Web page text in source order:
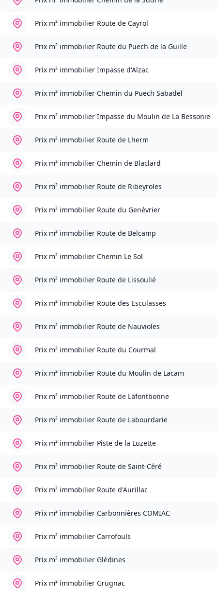
Prix m² immobilier Route de Cayrol
Prix m² immobilier Route du Puech de la Guille
Prix m² immobilier Impasse d'Alzac
Prix m² immobilier Chemin du Puech Sabadel
Prix m² immobilier Impasse du Moulin de La Bessonie
Prix m² immobilier Route de Lherm
Prix m² immobilier Chemin de Blaclard
Prix m² immobilier Route de Ribeyroles
Prix m² immobilier Route du Genévrier
Prix m² immobilier Route de Belcamp
Prix m² immobilier Chemin Le Sol
Prix m² immobilier Route de Lissoulié
Prix m² immobilier Route des Esculasses
Prix m² immobilier Route de Nauvioles
Prix m² immobilier Route du Courmal
Prix m² immobilier Route du Moulin de Lacam
Prix m² immobilier Route de Lafontbonne
Prix m² immobilier Route de Labourdarie
Prix m² immobilier Piste de la Luzette
Prix m² immobilier Route de Saint-Céré
Prix m² immobilier Route d'Aurillac
Prix m² immobilier Carbonnières COMIAC
Prix m² immobilier Carrofouls
Prix m² immobilier Glédines
Prix m² immobilier Grugnac